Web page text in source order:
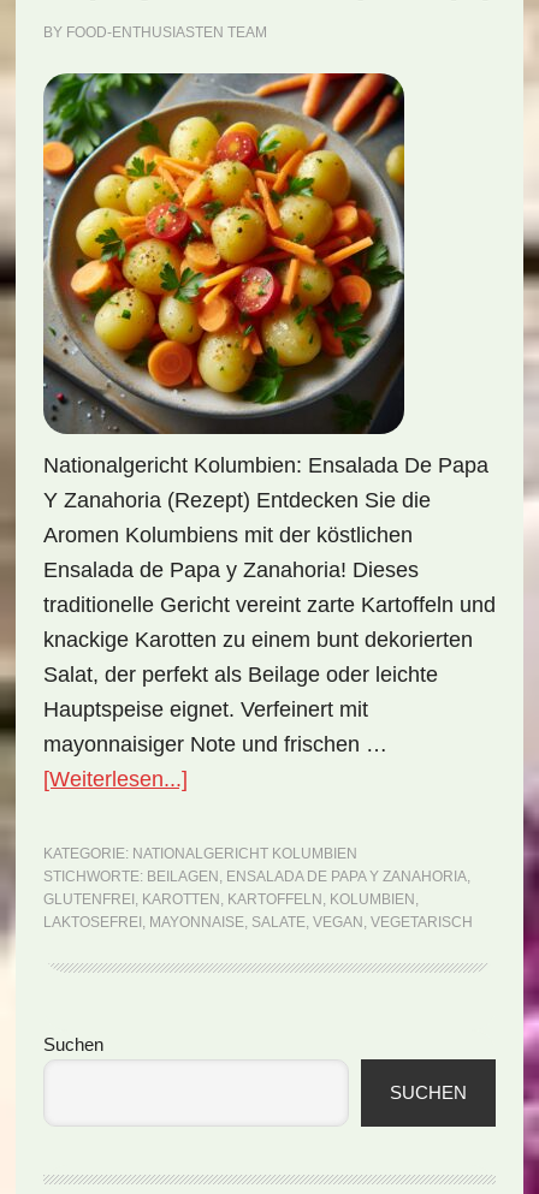
BY FOOD-ENTHUSIASTEN TEAM
Nationalgericht Kolumbien: Ensalada De Papa
Y Zanahoria (Rezept) Entdecken Sie die
Aromen Kolumbiens mit der köstlichen
Ensalada de Papa y Zanahoria! Dieses
traditionelle Gericht vereint zarte Kartoffeln und
knackige Karotten zu einem bunt dekorierten
Salat, der perfekt als Beilage oder leichte
Hauptspeise eignet. Verfeinert mit
mayonnaisiger Note und frischen …
[Weiterlesen...]ÜberNationalgericht
Ensalada
de
Papa
KATEGORIE: NATIONALGERICHT KOLUMBIEN
STICHWORTE: BEILAGEN , ENSALADA DE PAPA Y ZANAHORIA,
GLUTENFREI , KAROTTEN , KARTOFFELN , KOLUMBIEN ,
LAKTOSEFREI , MAYONNAISE, SALATE, VEGAN , VEGETARISCH
Seitenspalte
Suchen
SUCHEN